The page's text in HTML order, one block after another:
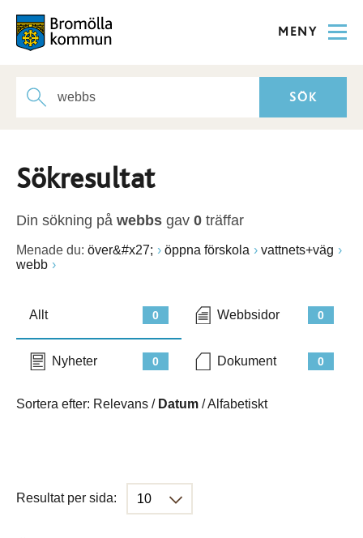
MENY
Sökresultat
Din sökning på webbs gav 0 träffar
Menade du: över&#x27; öppna förskola
vattnets+väg
webb
0
Allt 0
Webbsidor
0
Nyheter 0
Dokument
Sortera efter: Relevans / Datum /Alfabetiskt
Resultat per sida: